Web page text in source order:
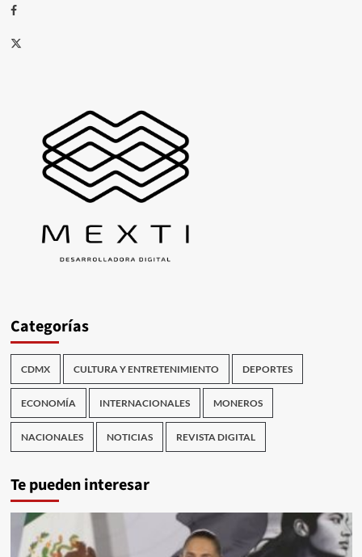
Facebook
X
Categorías
CDMX CULTURA Y ENTRETENIMIENTO DEPORTES
ECONOMÍA INTERNACIONALES MONEROS
NACIONALES NOTICIAS REVISTA DIGITAL
Te pueden interesar